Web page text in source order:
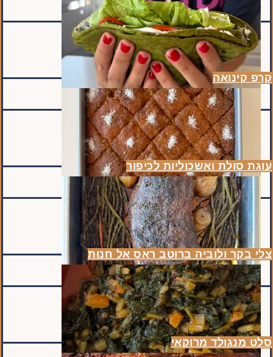
קרפ קינואה
עוגת סולת ואשכוליות לכיפור
צלי בקר ולוביה ברוטב ראס אל חנות
סלט מנגולד מרוקאי